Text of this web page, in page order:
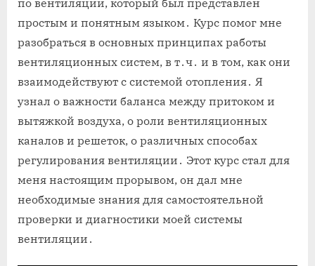
простым и понятным языком․ Курс помог мне
разобраться в основных принципах работы
вентиляционных систем, в т․ч․ и в том, как они
взаимодействуют с системой отопления․ Я
узнал о важности баланса между притоком и
вытяжкой воздуха, о роли вентиляционных
каналов и решеток, о различных способах
регулирования вентиляции․ Этот курс стал для
меня настоящим прорывом, он дал мне
необходимые знания для самостоятельной
проверки и диагностики моей системы
вентиляции․